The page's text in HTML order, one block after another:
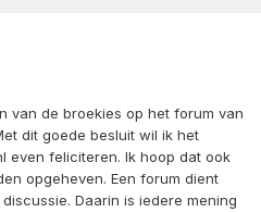
van de broekies op het forum van
dit goede besluit wil ik het
even feliciteren. Ik hoop dat ook
opgeheven. Een forum dient
Daarin is iedere mening